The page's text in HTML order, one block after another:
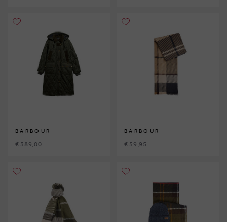
BARBOUR
€ 389,00
BARBOUR
€ 59,95